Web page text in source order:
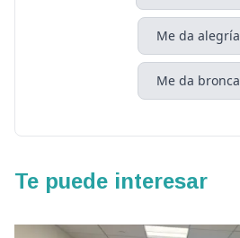
Me da alegría
Me da bronca
Te puede interesar